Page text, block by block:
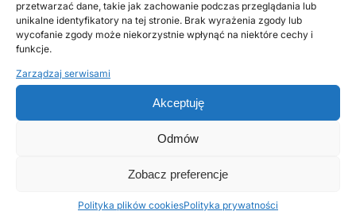
przetwarzać dane, takie jak zachowanie podczas przeglądania lub
unikalne identyfikatory na tej stronie. Brak wyrażenia zgody lub
wycofanie zgody może niekorzystnie wpłynąć na niektóre cechy i
funkcje.
Zarządzaj serwisami
Akceptuję
Odmów
Zobacz preferencje
Polityka plików cookiesPolityka prywatności
Poprzednie Następne
Popularne wpisy
zasady przyjmowania odpadów